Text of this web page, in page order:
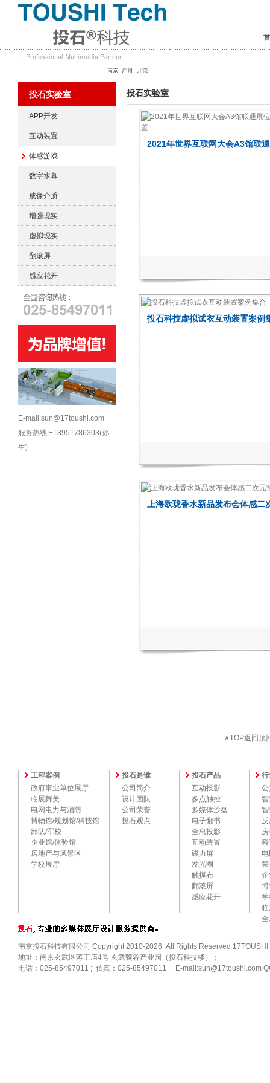
投石实验室
APP开发
互动装置
体感游戏
数字水幕
成像介质
增强现实
虚拟现实
翻滚屏
感应花开
E-mail:sun@17toushi.com
服务热线:+13951786303(孙
生)
投石实验室
2021年世界互联网大会A3馆联
投石科技虚拟试衣互动装置案例
上海欧珑香水新品发布会体感
∧TOP返回顶
工程案例
政府事业单位展厅
临展舞美
电网电力与消防
博物馆/规划馆/科技馆
部队/军校
企业馆/体验馆
房地产与风景区
学校展厅
投石是谁
公司简介
设计团队
公司荣誉
投石观点
投石产品
互动投影
多点触控
多媒体沙盘
电子翻书
全息投影
互动装置
磁力屏
发光圈
触摸布
翻滚屏
感应花开
南京投石科技有限公司 Copyright 2010-2026 ,All Rights Reserved 17TOUSHI
地址：南京玄武区蒋王庙4号 玄武骥谷产业园（投石科技楼）；
电话：025-85497011 ; 传真：025-85497011 E-mail:sun@17toushi.com